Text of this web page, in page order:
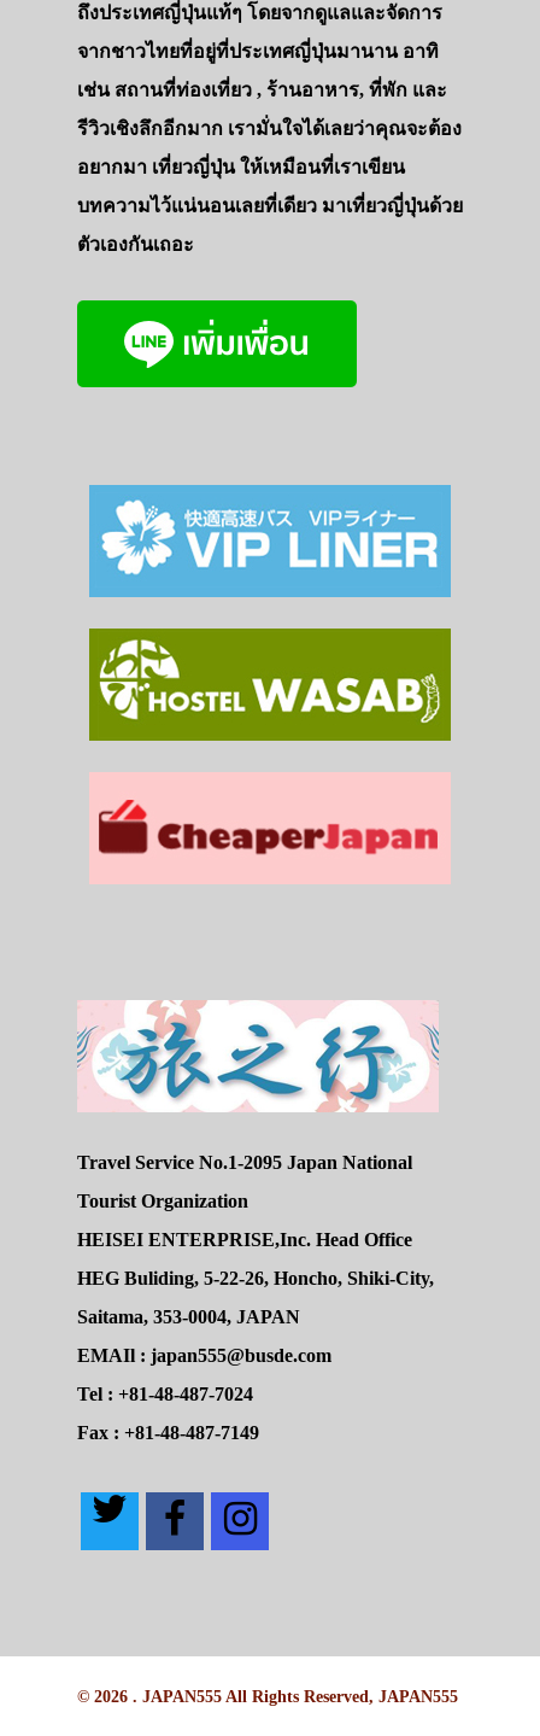
ถึงประเทศญี่ปุ่นแท้ๆ โดยจากดูแลและจัดการ
จากชาวไทยที่อยู่ที่ประเทศญี่ปุ่นมานาน อาทิ
เช่น สถานที่ท่องเที่ยว , ร้านอาหาร, ที่พัก และ
รีวิวเชิงลึกอีกมาก เรามั่นใจได้เลยว่าคุณจะต้อง
อยากมา เที่ยวญี่ปุ่น ให้เหมือนที่เราเขียน
บทความไว้แน่นอนเลยที่เดียว มาเที่ยวญี่ปุ่นด้วย
ตัวเองกันเถอะ
Travel Service No.1-2095 Japan National
Tourist Organization
HEISEI ENTERPRISE,Inc. Head Office
HEG Buliding, 5-22-26, Honcho, Shiki-City,
Saitama, 353-0004, JAPAN
EMAIl : japan555@busde.com
Tel : +81-48-487-7024
Fax : +81-48-487-7149
© 2026 . JAPAN555 All Rights Reserved, JAPAN555